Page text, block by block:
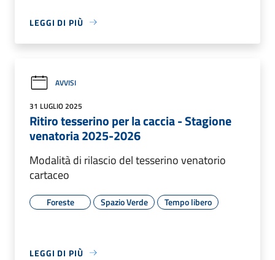
LEGGI DI PIÙ
AVVISI
31 LUGLIO 2025
Ritiro tesserino per la caccia - Stagione
venatoria 2025-2026
Modalità di rilascio del tesserino venatorio
cartaceo
Foreste Spazio Verde Tempo libero
LEGGI DI PIÙ